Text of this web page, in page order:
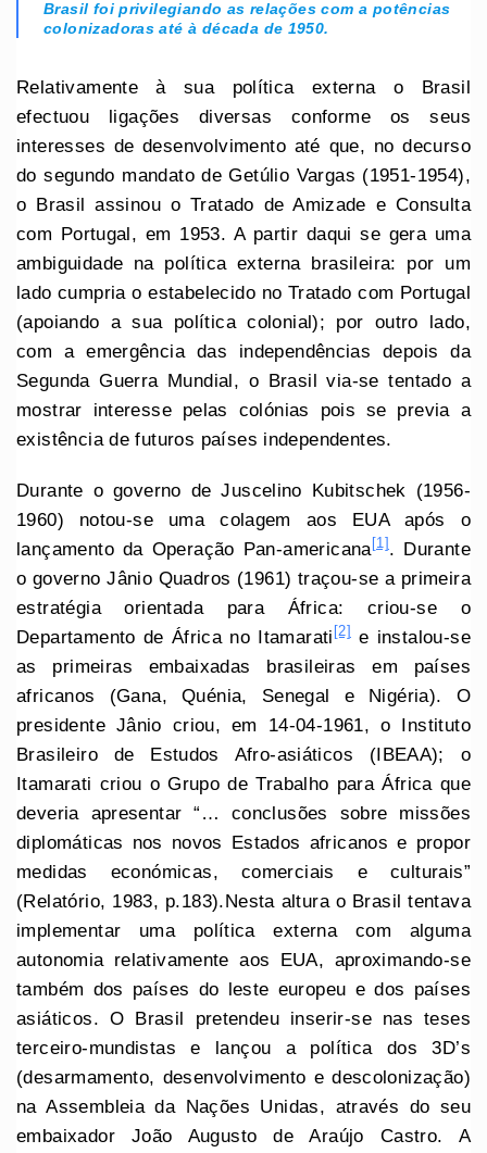
Brasil foi privilegiando as relações com a potências
colonizadoras até à década de 1950.
Relativamente à sua política externa o Brasil
efectuou ligações diversas conforme os seus
interesses de desenvolvimento até que, no decurso
do segundo mandato de Getúlio Vargas (1951-1954),
o Brasil assinou o Tratado de Amizade e Consulta
com Portugal, em 1953. A partir daqui se gera uma
ambiguidade na política externa brasileira: por um
lado cumpria o estabelecido no Tratado com Portugal
(apoiando a sua política colonial); por outro lado,
com a emergência das independências depois da
Segunda Guerra Mundial, o Brasil via-se tentado a
mostrar interesse pelas colónias pois se previa a
existência de futuros países independentes.
Durante o governo de Juscelino Kubitschek (1956-
1960) notou-se uma colagem aos EUA após o
lançamento da Operação Pan-americana [1]. Durante
o governo Jânio Quadros (1961) traçou-se a primeira
estratégia orientada para África: criou-se o
Departamento de África no Itamarati [2]e instalou-se
as primeiras embaixadas brasileiras em países
africanos (Gana, Quénia, Senegal e Nigéria). O
presidente Jânio criou, em 14-04-1961, o Instituto
Brasileiro de Estudos Afro-asiáticos (IBEAA); o
Itamarati criou o Grupo de Trabalho para África que
deveria apresentar “… conclusões sobre missões
diplomáticas nos novos Estados africanos e propor
medidas económicas, comerciais e culturais”
(Relatório, 1983, p.183).Nesta altura o Brasil tentava
implementar uma política externa com alguma
autonomia relativamente aos EUA, aproximando-se
também dos países do leste europeu e dos países
asiáticos. O Brasil pretendeu inserir-se nas teses
terceiro-mundistas e lançou a política dos 3D’s
(desarmamento, desenvolvimento e descolonização)
na Assembleia da Nações Unidas, através do seu
embaixador João Augusto de Araújo Castro. A